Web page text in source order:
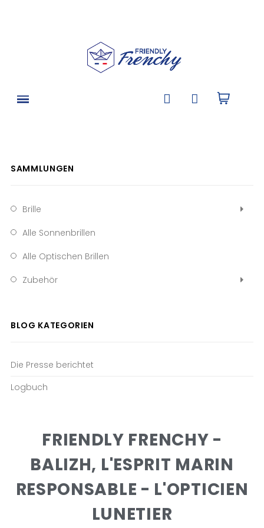
SAMMLUNGEN
Brille
Alle Sonnenbrillen
Alle Optischen Brillen
Zubehör
BLOG KATEGORIEN
Die Presse berichtet
Logbuch
FRIENDLY FRENCHY -
BALIZH, L'ESPRIT MARIN
RESPONSABLE - L'OPTICIEN
LUNETIER